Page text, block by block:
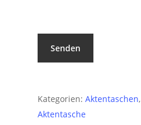
Kategorien: Aktentaschen,
Aktentasche